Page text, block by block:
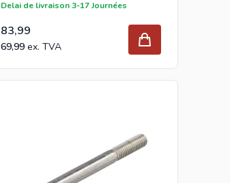
Delai de livraison 3-17 Journées
83,99
69,99